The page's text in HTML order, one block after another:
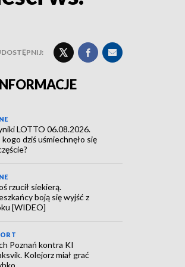
LOTTO 06.08.2026.
kogo dziś uśmiechnęło się
rzucił siekierą.
boją się wyjść z
[WIDEO]
Poznań kontra KI
Kolejorz miał grać